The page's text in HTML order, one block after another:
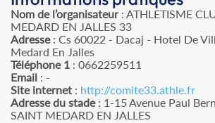
Nom de l’organisateur: ATHLETISME
MEDARD EN JALLES 33
Adresse: Cs 60022 - Dacaj - Hotel De
Medard En Jalles
Téléphone 1 : 0662259511
Email : -
Site internet : http://comite33.athle.fr
Adresse du stade: 1-15 Avenue Paul
SAINT MEDARD EN JALLES